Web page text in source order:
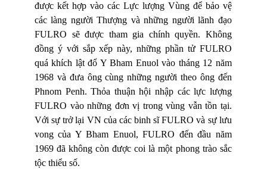
được kết hợp vào các Lực lượng Vùng để bảo vệ
các làng người Thượng và những người lãnh đạo
FULRO sẽ được tham gia chính quyền. Không
đồng ý với sắp xếp này, những phần tử FULRO
quá khích lật đổ Y Bham Enuol vào tháng 12 năm
1968 và đưa ông cùng những người theo ông đến
Phnom Penh. Thỏa thuận hội nhập các lực lượng
FULRO vào những đơn vị trong vùng vẫn tồn tại.
Với sự trở lại VN của các binh sĩ FULRO và sự lưu
vong của Y Bham Enuol, FULRO đến đầu năm
1969 đã không còn được coi là một phong trào sắc
tộc thiểu số.